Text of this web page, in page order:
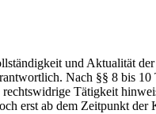
und Aktualität
Nach §§ 8 bis
Tätigkeit
erst ab dem Zeitpunkt